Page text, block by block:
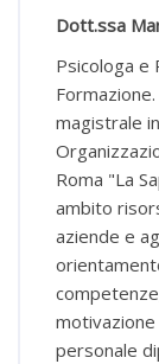
Dott.ssa
Psicologa e
magistrale
Roma "La
ambito
aziende e
motivazione
personale